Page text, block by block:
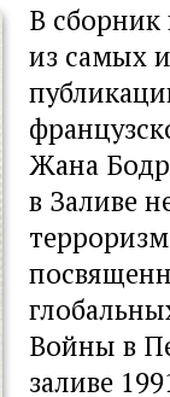
В сборник
из самых
Жана
в Заливе
Войны в
заливе